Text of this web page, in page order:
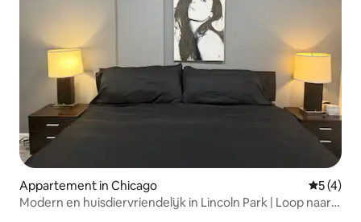
Appartement in Chicago
5 (4)
Modern en huisdiervriendelijk in Lincoln Park | Loop naar